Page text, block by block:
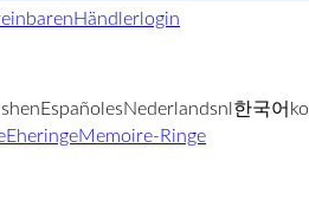
Händlerlogin
enEspañolesNederlandsnl한국어ko
EheringeMemoire-Ringe